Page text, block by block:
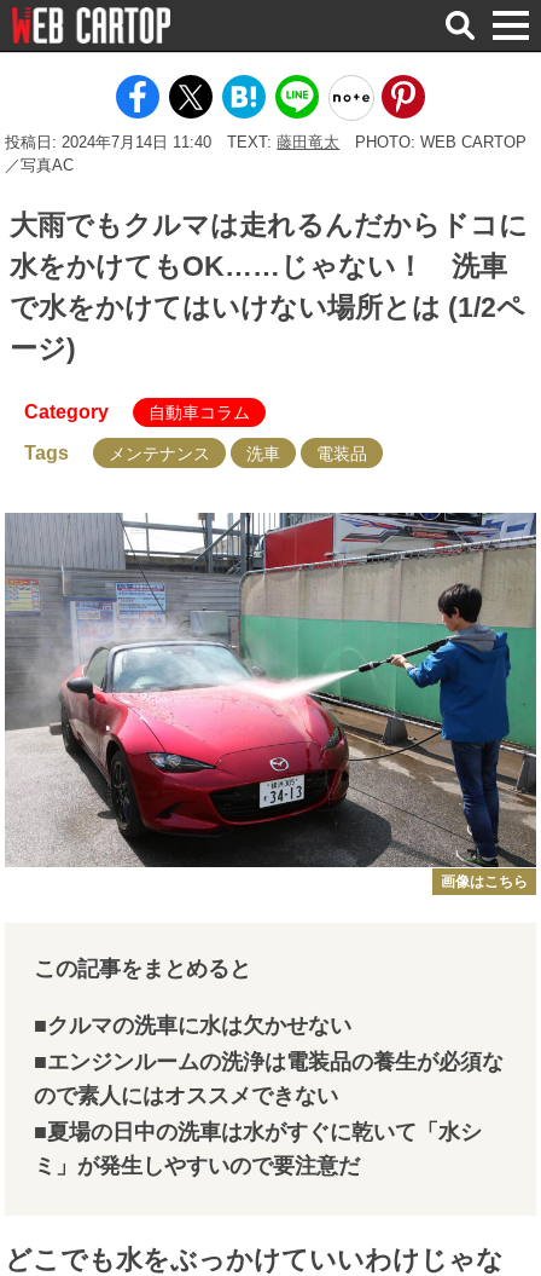
検
索
投稿日: 2024年7月14日 11:40 TEXT:藤田竜太
PHOTO: WEB CARTOP
／写真AC
大雨でもクルマは走れるんだからドコに
水をかけてもOK……じゃない！ 洗車
で水をかけてはいけない場所とは (1/2ペ
ージ)
Category 自動車コラム
Tags メンテナンス 洗車 電装品
画像はこちら
この記事をまとめると
■クルマの洗車に水は欠かせない
■エンジンルームの洗浄は電装品の養生が必須な
ので素人にはオススメできない
■夏場の日中の洗車は水がすぐに乾いて「水シ
ミ」が発生しやすいので要注意だ
どこでも水をぶっかけていいわけじゃな